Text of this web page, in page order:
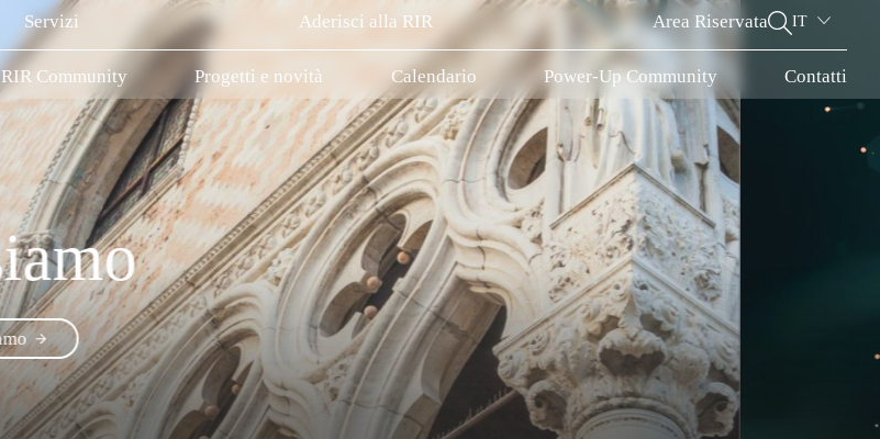
Servizi Aderisci alla RIR Area Riservata IT
RIR Community Progetti e novità Calendario Power-Up Community Contatti
Rete Innovativa
Rete Innovativa Regionale